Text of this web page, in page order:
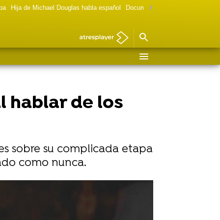
Hija de Michael Douglas habla español Documental Las chicas Gilmore
hablar de los
sobre su complicada etapa
como nunca.